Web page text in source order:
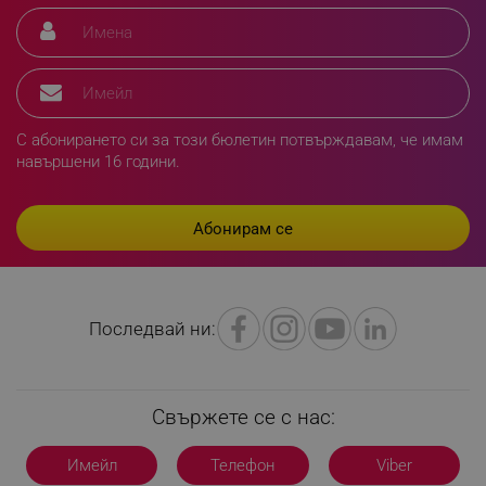
С абонирането си за този бюлетин потвърждавам, че имам
навършени 16 години.
Последвай ни:
Свържете се с нас:
Имейл Телефон Viber
Строго необходимите бисквитки позволяват
основната функционалност на уебсайта, като
потребителско влизане и управление на
акаунта. Уебсайтът не може да се използва
правилно без строго необходими бисквитки.
Домейн
_nzm_nosubscribe_92166-7699
.alleop.bg
_nzm_noid_92166-7699
.alleop.bg